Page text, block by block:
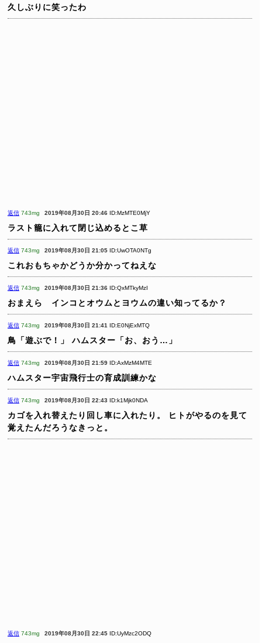
久しぶりに笑ったわ
返信 743mg 2019年08月30日 20:46 ID:MzMTE0MjY
ラスト籠に入れて閉じ込めるとこ草
返信 743mg 2019年08月30日 21:05 ID:UwOTA0NTg
これおもちゃかどうか分かってねえな
返信 743mg 2019年08月30日 21:36 ID:QxMTkyMzI
おまえら インコとオウムとヨウムの違い知ってるか？
返信 743mg 2019年08月30日 21:41 ID:E0NjExMTQ
鳥「遊ぶで！」 ハムスター「お、おう…」
返信 743mg 2019年08月30日 21:59 ID:AxMzM4MTE
ハムスター宇宙飛行士の育成訓練かな
返信 743mg 2019年08月30日 22:43 ID:k1Mjk0NDA
カゴを入れ替えたり回し車に入れたり。
ヒトがやるのを見て
覚えたんだろうなきっと。
返信 743mg 2019年08月30日 22:45 ID:UyMzc2ODQ